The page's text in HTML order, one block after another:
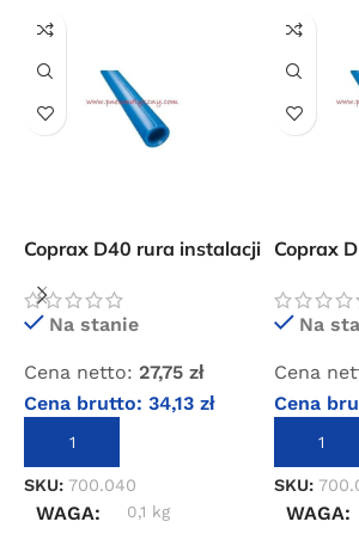
Coprax D40 rura instalacji
Na stanie
Cena netto: 27,75 zł
Cena brutto: 34,13 zł
DODAJ DO KOSZYKA
SKU: 700.040
WAGA 0,1 kg
Coprax
Na
Cena
Cena
DODAJ
SKU:
WAGA
Oferta ograniczona